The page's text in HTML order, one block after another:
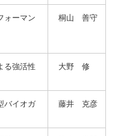
ォーマン
桐山 善守
る強活性
大野 修
バイオガ
藤井 克彦